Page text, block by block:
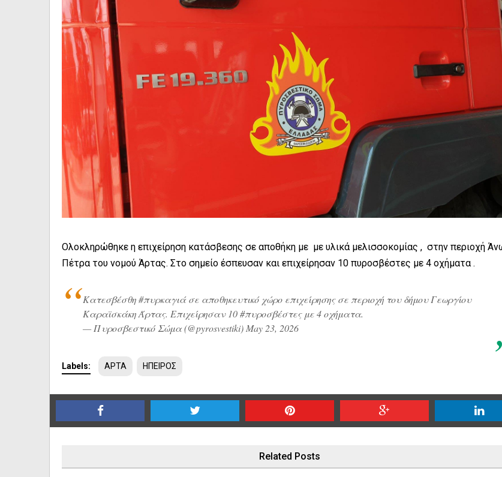
Ολοκληρώθηκε η επιχείρηση κατάσβεσης σε αποθήκη με με υλικά μελισσοκομίας , στην περιοχή
Πέτρα του νομού Άρτας. Στο σημείο έσπευσαν και επιχείρησαν 10 πυροσβέστες με 4 οχήματα .
Κατεσβέσθη#πυρκαγιάσε αποθηκευτικό χώρο επιχείρησης σε περιοχή του δήμου Γεωργίου
Καραϊσκάκη Άρτας. Επιχείρησαν 10#πυροσβέστεςμε 4 οχήματα.
— Πυροσβεστικό Σώμα (@pyrosvestiki) May 23, 2026
Labels: ΑΡΤΑ ΗΠΕΙΡΟΣ
Related Posts